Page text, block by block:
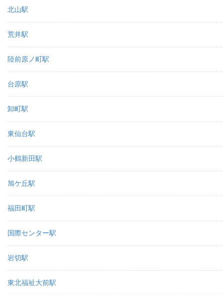
北山駅
荒井駅
陸前原ノ町駅
台原駅
卸町駅
東仙台駅
小鶴新田駅
旭ケ丘駅
福田町駅
国際センター駅
岩切駅
東北福祉大前駅